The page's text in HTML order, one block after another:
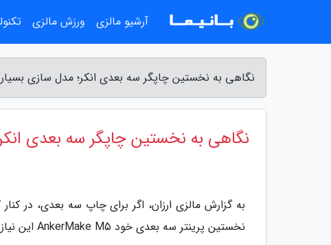
نگاهی به نخستین چاپگر سه بعدی انکر؛ مدل سازی بسیار
نگاهی به نخستین چاپگر سه بعدی
به گزارش مالزی ارزان، اگر برای چاپ سه بعدی، در
نخستین پرینتر سه بعدی خود AnkerMake M5 این نیاز را برآورده می کند.
آرشیو مالزی ورزش مالزی